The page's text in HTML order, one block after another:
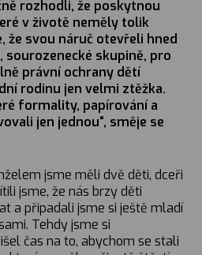
rozhodli, že poskytnou
v životě neměly tolik
že svou náruč otevřeli hned
skupině, pro
právní ochrany dětí
rodinu jen velmi ztěžka.
formality, papírování a
jen jednou“, směje se
jsme měli dvě děti, dceři
jsme, že nás brzy děti
a připadali jsme si ještě mladí
Tehdy jsme si
čas na to, abychom se stali